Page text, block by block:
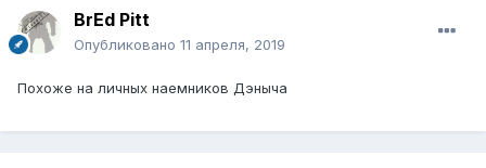
BrEd Pitt
Опубликовано 11 апреля, 2019
Похоже на личных наемников Дэныча